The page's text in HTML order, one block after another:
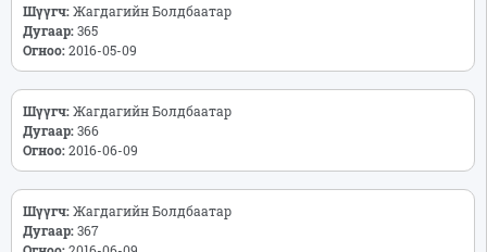
Шүүгч:Жагдагийн Болдбаатар
Дугаар:365
Огноо:2016-05-09
Шүүгч:Жагдагийн Болдбаатар
Дугаар:366
Огноо:2016-06-09
Шүүгч:Жагдагийн Болдбаатар
Дугаар:367